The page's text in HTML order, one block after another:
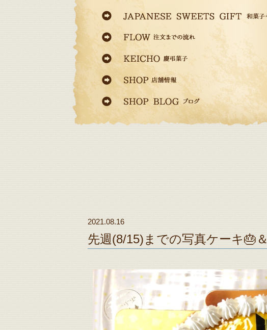
2021.08.16
先週(8/15)までの写真ケーキ🎂